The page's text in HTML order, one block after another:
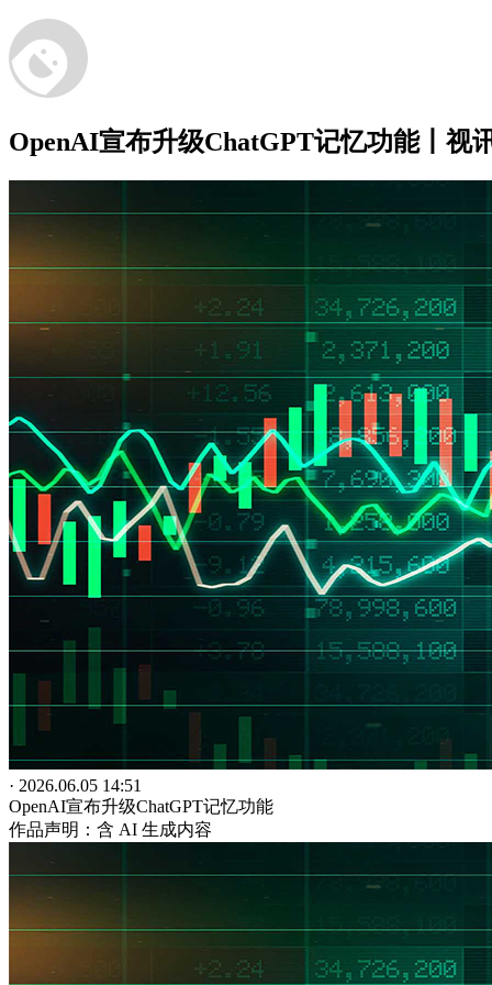
OpenAI宣布升级ChatGPT记忆功能丨视
· 2026.06.05 14:51
OpenAI宣布升级ChatGPT记忆功能
作品声明：含 AI 生成内容